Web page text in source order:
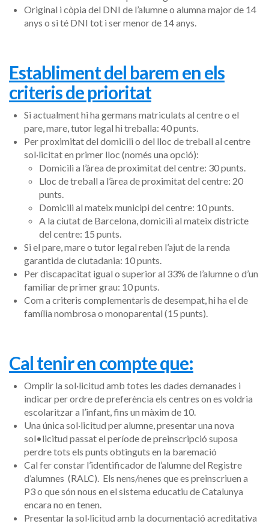
Original i còpia del DNI de l’alumne o alumna major de 14
anys o si té DNI tot i ser menor de 14 anys.
Establiment del barem en els
criteris de prioritat
Si actualment hi ha germans matriculats al centre o el
pare, mare, tutor legal hi treballa: 40 punts.
Per proximitat del domicili o del lloc de treball al centre
sol·licitat en primer lloc (només una opció):
Domicili a l’àrea de proximitat del centre: 30 punts.
Lloc de treball a l’àrea de proximitat del centre: 20
punts.
Domicili al mateix municipi del centre: 10 punts.
A la ciutat de Barcelona, domicili al mateix districte
del centre: 15 punts.
Si el pare, mare o tutor legal reben l’ajut de la renda
garantida de ciutadania: 10 punts.
Per discapacitat igual o superior al 33% de l’alumne o d’un
familiar de primer grau: 10 punts.
Com a criteris complementaris de desempat, hi ha el de
família nombrosa o monoparental (15 punts).
Cal tenir en compte que:
Omplir la sol·licitud amb totes les dades demanades i
indicar per ordre de preferència els centres on es voldria
escolaritzar a l’infant, fins un màxim de 10.
Una única sol·licitud per alumne, presentar una nova
sol•licitud passat el període de preinscripció suposa
perdre tots els punts obtinguts en la baremació
Cal fer constar l’identificador de l’alumne del Registre
d’alumnes (RALC). Els nens/nenes que es preinscriuen a
P3 o que són nous en el sistema educatiu de Catalunya
encara no en tenen.
Presentar la sol·licitud amb la documentació acreditativa